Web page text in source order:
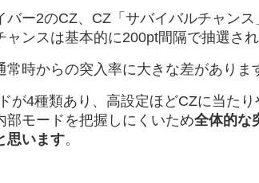
バー2のCZ、CZ「サバイバルチャンス
ャンスは基本的に200pt間隔で抽選され
常時からの突入率に大きな差がありま
が4種類あり、高設定ほどCZに当た
部モードを把握しにくいため全体的な
思います。